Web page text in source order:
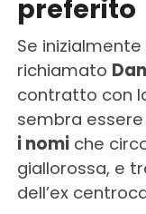
preferito
Se
richiamato
contratto con
sembra
i nomiche
giallorossa, e
dell’ex